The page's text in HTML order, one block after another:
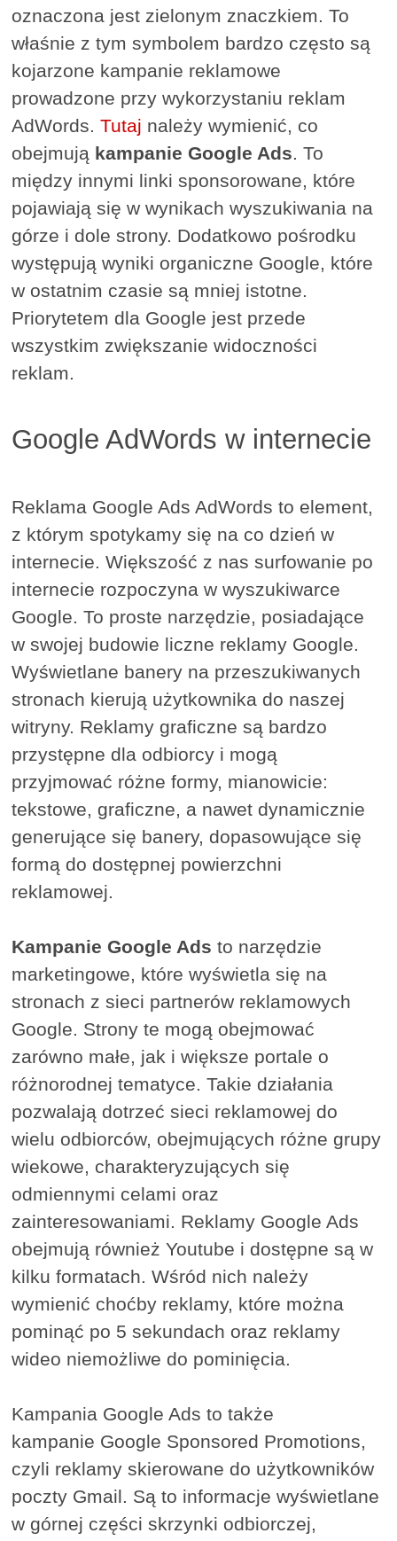
oznaczona jest zielonym znaczkiem. To
właśnie z tym symbolem bardzo często są
kojarzone kampanie reklamowe
prowadzone przy wykorzystaniu reklam
AdWords.Tutaj należy wymienić, co
obejmują kampanie Google Ads. To
między innymi linki sponsorowane, które
pojawiają się w wynikach wyszukiwania na
górze i dole strony. Dodatkowo pośrodku
występują wyniki organiczne Google, które
w ostatnim czasie są mniej istotne.
Priorytetem dla Google jest przede
wszystkim zwiększanie widoczności
reklam.
Google AdWords w internecie
Reklama Google Ads AdWords to element,
z którym spotykamy się na co dzień w
internecie. Większość z nas surfowanie po
internecie rozpoczyna w wyszukiwarce
Google. To proste narzędzie, posiadające
w swojej budowie liczne reklamy Google.
Wyświetlane banery na przeszukiwanych
stronach kierują użytkownika do naszej
witryny. Reklamy graficzne są bardzo
przystępne dla odbiorcy i mogą
przyjmować różne formy, mianowicie:
tekstowe, graficzne, a nawet dynamicznie
generujące się banery, dopasowujące się
formą do dostępnej powierzchni
reklamowej.
Kampanie Google Ads to narzędzie
marketingowe, które wyświetla się na
stronach z sieci partnerów reklamowych
Google. Strony te mogą obejmować
zarówno małe, jak i większe portale o
różnorodnej tematyce. Takie działania
pozwalają dotrzeć sieci reklamowej do
wielu odbiorców, obejmujących różne grupy
wiekowe, charakteryzujących się
odmiennymi celami oraz
zainteresowaniami. Reklamy Google Ads
obejmują również Youtube i dostępne są w
kilku formatach. Wśród nich należy
wymienić choćby reklamy, które można
pominąć po 5 sekundach oraz reklamy
wideo niemożliwe do pominięcia.
Kampania Google Ads to także
kampanie Google Sponsored Promotions,
czyli reklamy skierowane do użytkowników
poczty Gmail. Są to informacje wyświetlane
w górnej części skrzynki odbiorczej,